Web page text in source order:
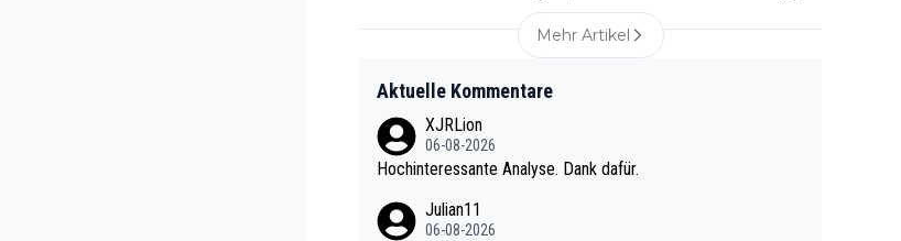
Mehr Artikel
Aktuelle Kommentare
XJRLion
06-08-2026
Hochinteressante Analyse. Dank dafür.
Julian11
06-08-2026